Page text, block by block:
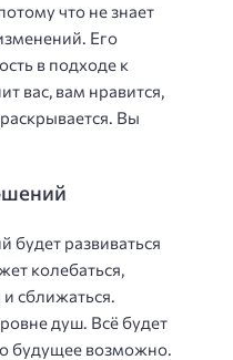
что не знает
Его
в подходе к
вас, вам нравится,
Вы
развиваться
колебаться,
сближаться.
душ. Всё будет
будущее возможно.